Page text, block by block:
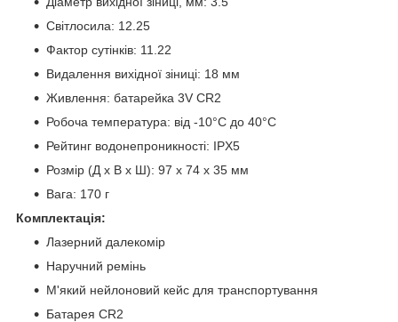
Світлосила: 12.25
Фактор сутінків: 11.22
Видалення вихідної зіниці: 18 мм
Живлення: батарейка 3V CR2
Робоча температура: від -10°C до 40°C
Рейтинг водонепроникності: IPX5
Розмір (Д х В х Ш): 97 х 74 х 35 мм
Вага: 170 г
Комплектація:
Лазерний далекомір
Наручний ремінь
М'який нейлоновий кейс для транспортування
Батарея CR2